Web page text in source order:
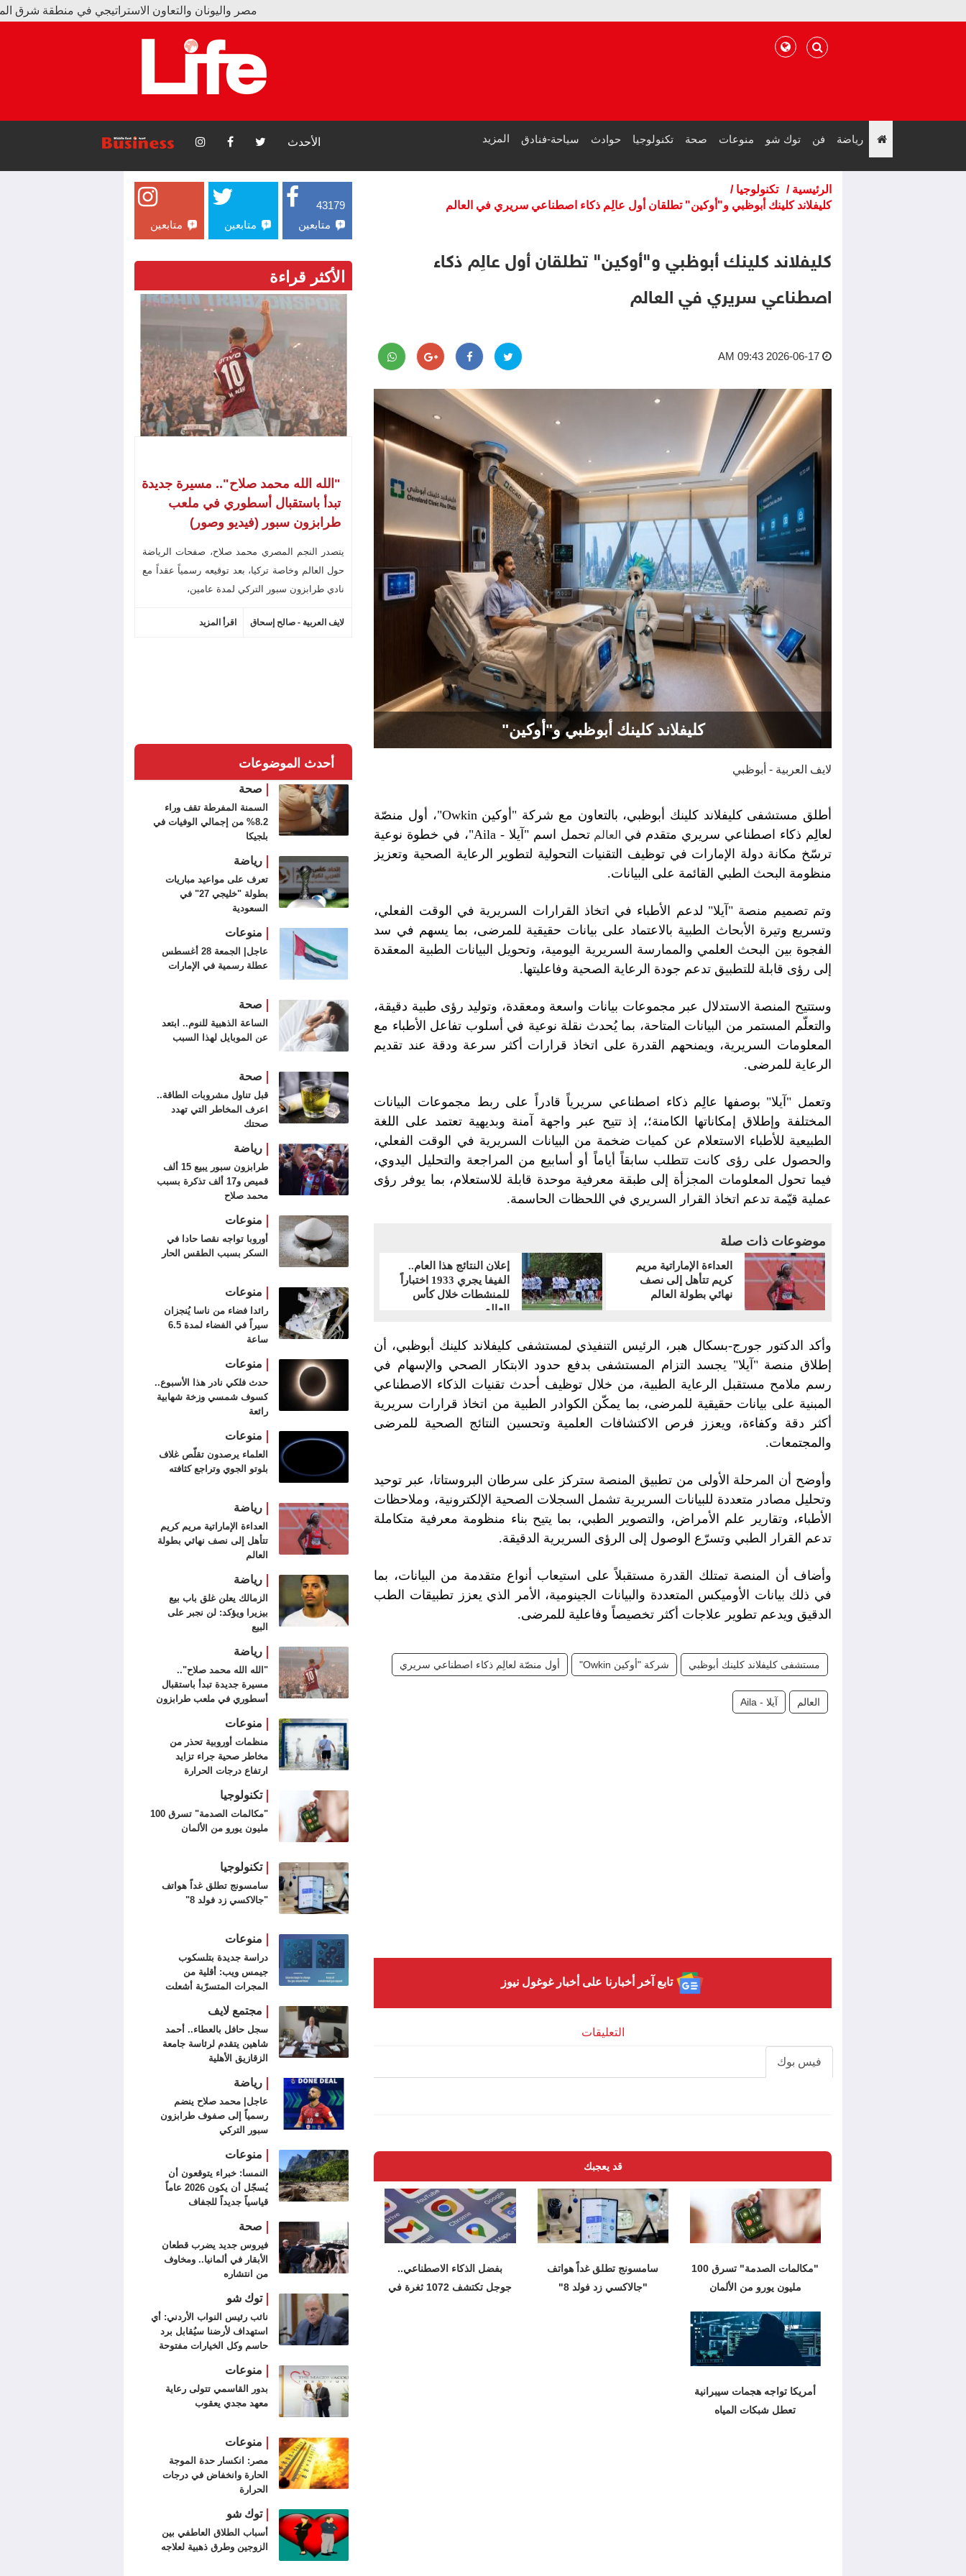
مصر واليونان والتعاون الاستراتيجي في منطقة شرق المتوسط
رياضة فن توك شو منوعات صحة تكنولوجيا حوادث سياحة-فنادق المزيد الأحدث
الرئيسية / تكنولوجيا /
كليفلاند كلينك أبوظبي و"أوكين" تطلقان أول عالِم ذكاء اصطناعي سريري في العالم
كليفلاند كلينك أبوظبي و"أوكين" تطلقان أول عالِم ذكاء
اصطناعي سريري في العالم
2026-06-17 09:43 AM
كليفلاند كلينك أبوظبي و"أوكين"
لايف العربية - أبوظبي
أطلق مستشفى كليفلاند كلينك أبوظبي، بالتعاون مع شركة "أوكين Owkin"، أول منصّة
لعالِم ذكاء اصطناعي سريري متقدم في العالم
تحمل اسم "آيلا - Aila"، في خطوة نوعية
ترسّخ مكانة دولة الإمارات في توظيف التقنيات التحولية لتطوير الرعاية الصحية وتعزيز
منظومة البحث الطبي القائمة على البيانات.
وتم تصميم منصة "آيلا" لدعم الأطباء في اتخاذ القرارات السريرية في الوقت الفعلي،
وتسريع وتيرة الأبحاث الطبية بالاعتماد على بيانات حقيقية للمرضى، بما يسهم في سد
الفجوة بين البحث العلمي والممارسة السريرية اليومية، وتحويل البيانات الطبية المعقدة
إلى رؤى قابلة للتطبيق تدعم جودة الرعاية الصحية وفاعليتها.
وستتيح المنصة الاستدلال عبر مجموعات بيانات واسعة ومعقدة، وتوليد رؤى طبية دقيقة،
والتعلّم المستمر من البيانات المتاحة، بما يُحدث نقلة نوعية في أسلوب تفاعل الأطباء مع
المعلومات السريرية، ويمنحهم القدرة على اتخاذ قرارات أكثر سرعة ودقة عند تقديم
الرعاية للمرضى.
وتعمل "آيلا" بوصفها عالِم ذكاء اصطناعي سريرياً قادراً على ربط مجموعات البيانات
المختلفة وإطلاق إمكاناتها الكامنة؛، إذ تتيح عبر واجهة آمنة وبديهية تعتمد على اللغة
الطبيعية للأطباء الاستعلام عن كميات ضخمة من البيانات السريرية في الوقت الفعلي،
والحصول على رؤى كانت تتطلب سابقاً أياماً أو أسابيع من المراجعة والتحليل اليدوي،
فيما تحول المعلومات المجزأة إلى طبقة معرفية موحدة قابلة للاستعلام، بما يوفر رؤى
عملية قيّمة تدعم اتخاذ القرار السريري في اللحظات الحاسمة.
موضوعات ذات صلة
العداءة الإماراتية مريم
كريم تتأهل إلى نصف
نهائي بطولة العالم
إعلان النتائج هذا العام..
الفيفا يجري 1933 اختباراً
للمنشطات خلال كأس
العالم
وأكد الدكتور جورج-بسكال هبر، الرئيس التنفيذي لمستشفى كليفلاند كلينك أبوظبي، أن
إطلاق منصة "آيلا" يجسد التزام المستشفى بدفع حدود الابتكار الصحي والإسهام في
رسم ملامح مستقبل الرعاية الطبية، من خلال توظيف أحدث تقنيات الذكاء الاصطناعي
المبنية على بيانات حقيقية للمرضى، بما يمكّن الكوادر الطبية من اتخاذ قرارات سريرية
أكثر دقة وكفاءة، ويعزز فرص الاكتشافات العلمية وتحسين النتائج الصحية للمرضى
والمجتمعات.
وأوضح أن المرحلة الأولى من تطبيق المنصة ستركز على سرطان البروستاتا، عبر توحيد
وتحليل مصادر متعددة للبيانات السريرية تشمل السجلات الصحية الإلكترونية، وملاحظات
الأطباء، وتقارير علم الأمراض، والتصوير الطبي، بما يتيح بناء منظومة معرفية متكاملة
تدعم القرار الطبي وتسرّع الوصول إلى الرؤى السريرية الدقيقة.
وأضاف أن المنصة تمتلك القدرة مستقبلاً على استيعاب أنواع متقدمة من البيانات، بما
في ذلك بيانات الأوميكس المتعددة والبيانات الجينومية، الأمر الذي يعزز تطبيقات الطب
الدقيق ويدعم تطوير علاجات أكثر تخصيصاً وفاعلية للمرضى.
مستشفى كليفلاند كلينك أبوظبي شركة "أوكين Owkin" أول منصّة لعالِم ذكاء اصطناعي سريري
العالم آيلا - Aila
تابع آخر أخبارنا على أخبار غوغول نيوز
التعليقات
فيس بوك
قد يعجبك
"مكالمات الصدمة" تسرق 100
مليون يورو من الألمان
سامسونج تطلق غداً هواتف
"جالاكسي زد فولد 8"
بفضل الذكاء الاصطناعي..
جوجل تكتشف 1072 ثغرة في
أمريكا تواجه هجمات سيبرانية
تعطل شبكات المياه
43179
متابعين
متابعين متابعين
الأكثر قراءة
"الله الله محمد صلاح".. مسيرة جديدة
تبدأ باستقبال أسطوري في ملعب
طرابزون سبور (فيديو وصور)
يتصدر النجم المصري محمد صلاح، صفحات الرياضة
حول العالم وخاصة تركيا، بعد توقيعه رسمياً عقداً مع
نادي طرابزون سبور التركي لمدة عامين،
لايف العربية - صالح إسحاق اقرأ المزيد
أحدث الموضوعات
صحة
السمنة المفرطة تقف وراء
8.2% من إجمالي الوفيات في
بلجيكا
رياضة
تعرف على مواعيد مباريات
بطولة "خليجي 27" في
السعودية
منوعات
عاجل| الجمعة 28 أغسطس
عطلة رسمية في الإمارات
صحة
الساعة الذهبية للنوم.. ابتعد
عن الموبايل لهذا السبب
صحة
قبل تناول مشروبات الطاقة..
اعرف المخاطر التي تهدد
صحتك
رياضة
طرابزون سبور يبيع 15 ألف
قميص و17 ألف تذكرة بسبب
محمد صلاح
منوعات
أوروبا تواجه نقصا حادا في
السكر بسبب الطقس الحار
منوعات
رائدا فضاء من ناسا يُنجزان
سيراً في الفضاء لمدة 6.5
ساعة
منوعات
حدث فلكي نادر هذا الأسبوع..
كسوف شمسي وزخة شهابية
رائعة
منوعات
العلماء يرصدون تقلّص غلاف
بلوتو الجوي وتراجع كثافته
رياضة
العداءة الإماراتية مريم كريم
تتأهل إلى نصف نهائي بطولة
العالم
رياضة
الزمالك يعلن غلق باب بيع
بيزيرا ويؤكد: لن نجبر على
البيع
رياضة
"الله الله محمد صلاح"..
مسيرة جديدة تبدأ باستقبال
أسطوري في ملعب طرابزون
منوعات
منظمات أوروبية تحذر من
مخاطر صحية جراء تزايد
ارتفاع درجات الحرارة
تكنولوجيا
"مكالمات الصدمة" تسرق 100
مليون يورو من الألمان
تكنولوجيا
سامسونج تطلق غداً هواتف
"جالاكسي زد فولد 8"
منوعات
دراسة جديدة بتلسكوب
جيمس ويب: أقلية من
المجرات المتسرّبة أشعلت
مجتمع لايف
سجل حافل بالعطاء.. أحمد
شاهين يتقدم لرئاسة جامعة
الزقازيق الأهلية
رياضة
عاجل| محمد صلاح ينضم
رسمياً إلى صفوف طرابزون
سبور التركي
منوعات
النمسا: خبراء يتوقعون أن
يُسجّل أن يكون 2026 عاماً
قياسياً جديداً للجفاف
صحة
فيروس جديد يضرب قطعان
الأبقار في ألمانيا.. ومخاوف
من انتشاره
توك شو
نائب رئيس النواب الأردني: أي
استهداف لأرضنا سيُقابل برد
حاسم وكل الخيارات مفتوحة
منوعات
بدور القاسمي تتولى رعاية
معهد مجدي يعقوب
منوعات
مصر: انكسار حدة الموجة
الحارة وانخفاض في درجات
الحرارة
توك شو
أسباب الطلاق العاطفي بين
الزوجين وطرق ذهبية لعلاجه